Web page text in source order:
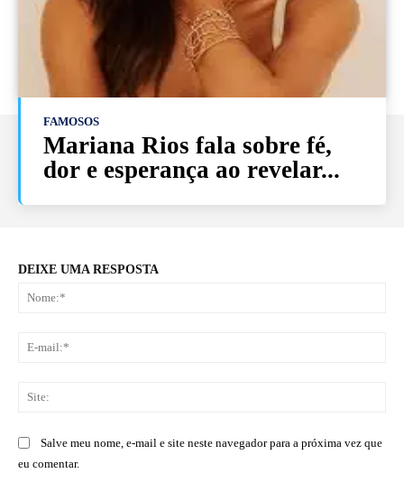
FAMOSOS
Mariana Rios fala sobre fé,
dor e esperança ao revelar...
DEIXE UMA RESPOSTA
Salve meu nome, e-mail e site neste navegador para a próxima vez que
eu comentar.